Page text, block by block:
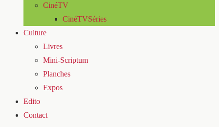
CinéTV
CinéTVSéries
Culture
Livres
Mini-Scriptum
Planches
Expos
Edito
Contact